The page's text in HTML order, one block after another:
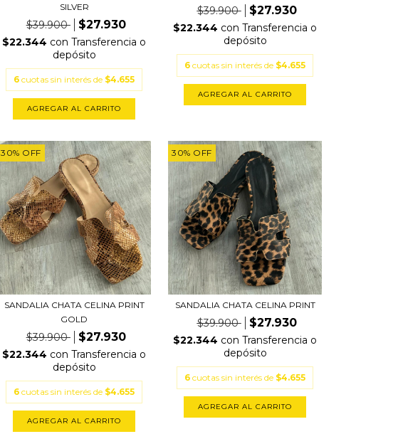
SILVER
$39.900 $27.930
$22.344 con Transferencia o
depósito
6 cuotas sin interés de $4.655
AGREGAR AL CARRITO
$39.900 $27.930
$22.344 con Transferencia o
depósito
6 cuotas sin interés de $4.655
AGREGAR AL CARRITO
30% OFF
SANDALIA CHATA CELINA PRINT
GOLD
$39.900 $27.930
$22.344 con Transferencia o
depósito
6 cuotas sin interés de $4.655
AGREGAR AL CARRITO
30% OFF
SANDALIA CHATA CELINA PRINT
$39.900 $27.930
$22.344 con Transferencia o
depósito
6 cuotas sin interés de $4.655
AGREGAR AL CARRITO